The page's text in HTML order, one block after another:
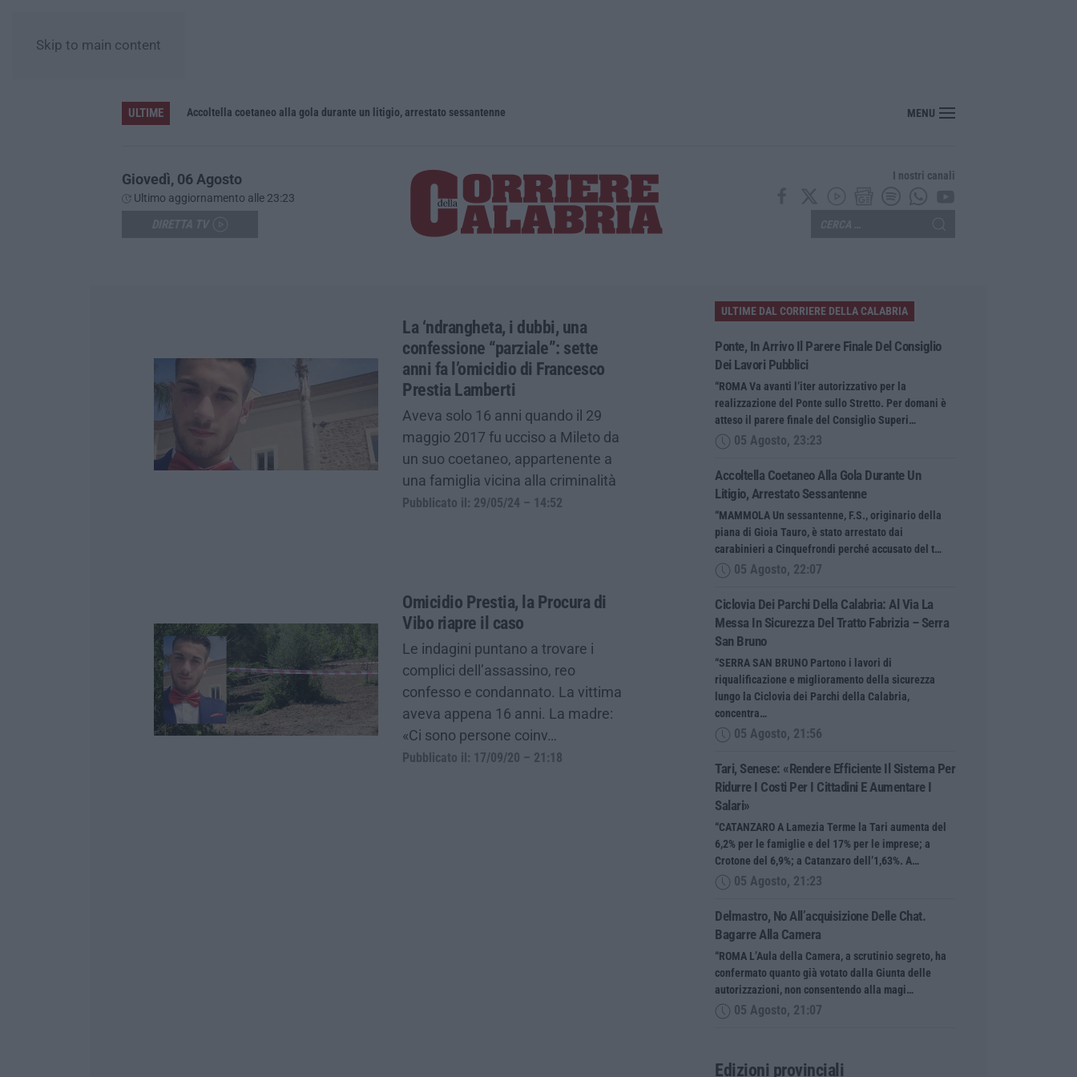
Skip to main content
ULTIME Accoltella coetaneo alla gola durante un litigio, arrestato sessantenne MENU
Giovedì, 06 Agosto
Ultimo aggiornamento alle 23:23
I nostri canali
La ‘ndrangheta, i dubbi, una
confessione “parziale”: sette
anni fa l’omicidio di Francesco
Prestia Lamberti
Aveva solo 16 anni quando il 29
maggio 2017 fu ucciso a Mileto da
un suo coetaneo, appartenente a
una famiglia vicina alla criminalità
Pubblicato il: 29/05/24 – 14:52
Omicidio Prestia, la Procura di
Vibo riapre il caso
Le indagini puntano a trovare i
complici dell’assassino, reo
confesso e condannato. La vittima
aveva appena 16 anni. La madre:
«Ci sono persone coinv…
Pubblicato il: 17/09/20 – 21:18
ULTIME DAL CORRIERE DELLA CALABRIA
Ponte, In Arrivo Il Parere Finale Del Consiglio
Dei Lavori Pubblici
“ROMA Va avanti l’iter autorizzativo per la
realizzazione del Ponte sullo Stretto. Per domani è
atteso il parere finale del Consiglio Superi…
05 Agosto, 23:23
Accoltella Coetaneo Alla Gola Durante Un
Litigio, Arrestato Sessantenne
“MAMMOLA Un sessantenne, F.S., originario della
piana di Gioia Tauro, è stato arrestato dai
carabinieri a Cinquefrondi perché accusato del t…
05 Agosto, 22:07
Ciclovia Dei Parchi Della Calabria: Al Via La
Messa In Sicurezza Del Tratto Fabrizia – Serra
San Bruno
“SERRA SAN BRUNO Partono i lavori di
riqualificazione e miglioramento della sicurezza
lungo la Ciclovia dei Parchi della Calabria,
concentra…
05 Agosto, 21:56
Tari, Senese: «Rendere Efficiente Il Sistema Per
Ridurre I Costi Per I Cittadini E Aumentare I
Salari»
“CATANZARO A Lamezia Terme la Tari aumenta del
6,2% per le famiglie e del 17% per le imprese; a
Crotone del 6,9%; a Catanzaro dell’1,63%. A…
05 Agosto, 21:23
Delmastro, No All’acquisizione Delle Chat.
Bagarre Alla Camera
“ROMA L’Aula della Camera, a scrutinio segreto, ha
confermato quanto già votato dalla Giunta delle
autorizzazioni, non consentendo alla magi…
05 Agosto, 21:07
Edizioni provinciali